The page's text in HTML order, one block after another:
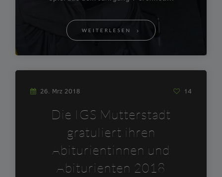
WEITERLESEN
26. Mrz 2018 14
Die IGS Mutterstadt
gratuliert ihren
Abiturientinnen und
Abiturienten 2018